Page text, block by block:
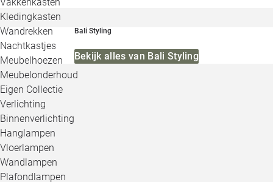
Kledingkasten
Wandrekken
Nachtkastjes
Meubelhoezen
Meubelonderhoud
Eigen Collectie
Verlichting
Binnenverlichting
Hanglampen
Vloerlampen
Wandlampen
Plafondlampen
Bali Styling
Bekijk alles van Bali Styling